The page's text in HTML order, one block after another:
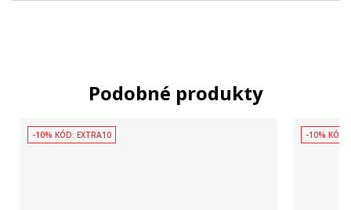
Podobné produkty
-10% KÓD: EXTRA10 -10% KÓD: